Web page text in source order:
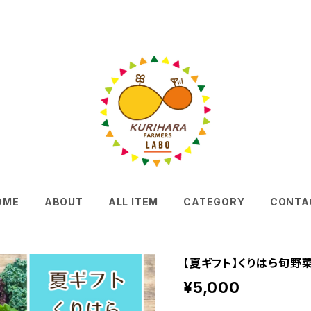
ABOUT ALL ITEM CATEGORY
【夏ギフト】くりはら旬野
¥5,000